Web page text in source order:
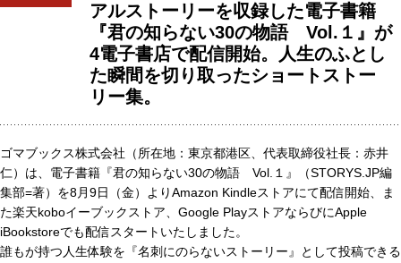
アルストーリーを収録した電子書籍
『君の知らない30の物語 Vol.１』が
4電子書店で配信開始。人生のふとし
た瞬間を切り取ったショートストー
リー集。
ゴマブックス株式会社（所在地：東京都港区、代表取締役社長：赤井
仁）は、電子書籍『君の知らない30の物語 Vol.１』（STORYS.JP編
集部=著）を8月9日（金）よりAmazon Kindleストアにて配信開始、ま
た楽天koboイーブックストア、Google PlayストアならびにApple
iBookstoreでも配信スタートいたしました。
誰もが持つ人生体験を『名刺にのらないストーリー』として投稿できる